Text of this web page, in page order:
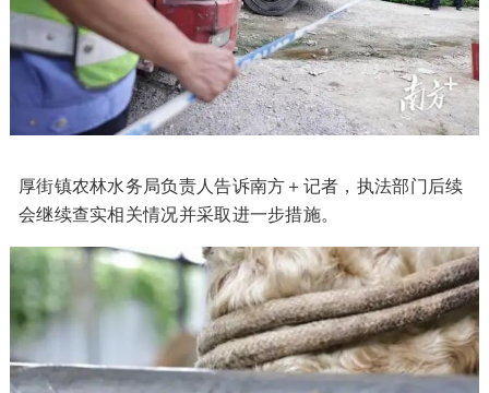
厚街镇农林水务局负责人告诉南方＋记者，执法部门后续
会继续查实相关情况并采取进一步措施。